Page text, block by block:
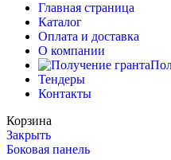
Главная страница
Каталог
Оплата и доставка
О компании
Тендеры
Контакты
Корзина
Закрыть
Боковая панель